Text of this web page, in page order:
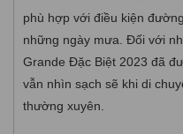
phù hợp với điều kiện
những ngày mưa. Đối với
Grande Đặc Biệt 2023 đã
vẫn nhìn sạch sẽ khi di
thường xuyên.